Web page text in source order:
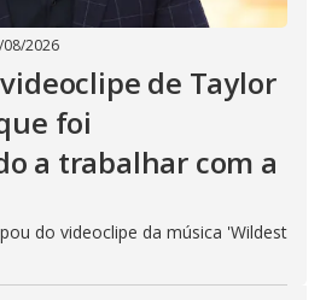
08/2026
de Taylor
foi
a trabalhar com a
do videoclipe da música 'Wildest